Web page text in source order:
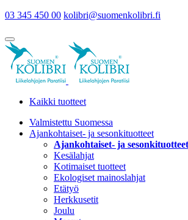
03 345 450 00 kolibri@suomenkolibri.fi
Kaikki tuotteet
Valmistettu Suomessa
Ajankohtaiset- ja sesonkituotteet
Ajankohtaiset- ja sesonkituotteet
Kesälahjat
Kotimaiset tuotteet
Ekologiset mainoslahjat
Etätyö
Herkkusetit
Joulu